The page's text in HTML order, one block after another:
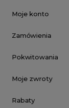
Moje konto
Zamówienia
Pokwitowania
Moje zwroty
Rabaty